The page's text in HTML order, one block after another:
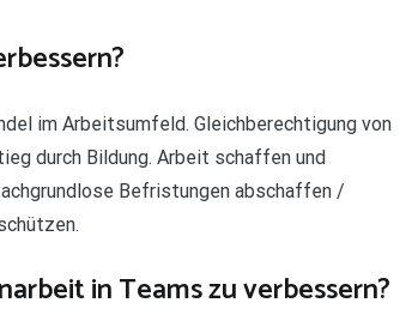
im Arbeitsumfeld. Gleichberechtigung von
durch Bildung. Arbeit schaffen und
Befristungen abschaffen /
in Teams zu verbessern?